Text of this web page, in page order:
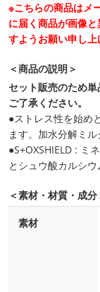
※こちらの商品はメ
に届く商品が画像
すようお願い申し上
＜商品の説明＞
セット販売のため
ご了承ください。
●ストレス性を始め
ます。加水分解ミ
●S+OXSHIELD : ミ
とシュウ酸カルシ
＜素材・材質・成分
素材